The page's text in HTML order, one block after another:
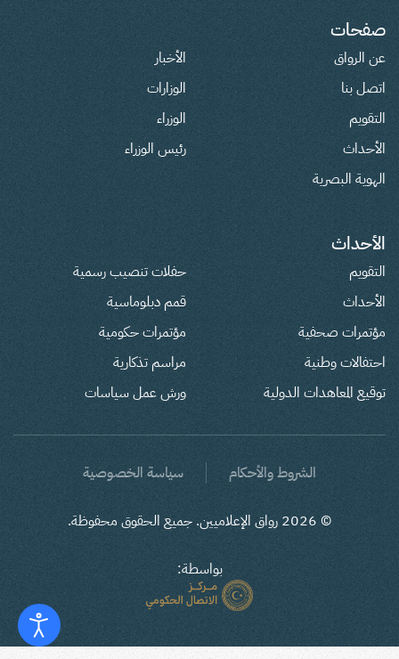
صفحات
عن الرواق
اتصل بنا
التقويم
الأحداث
الهوية البصرية
الأخبار
الوزارات
الوزراء
رئيس الوزراء
الأحداث
التقويم
الأحداث
مؤتمرات صحفية
احتفالات وطنية
توقيع المعاهدات الدولية
حفلات تنصيب رسمية
قمم دبلوماسية
مؤتمرات حكومية
مراسم تذكارية
ورش عمل سياسات
الشروط والأحكام سياسة الخصوصية
©
2026 رواق الإعلاميين. جميع الحقوق محفوظة.
بواسطة: